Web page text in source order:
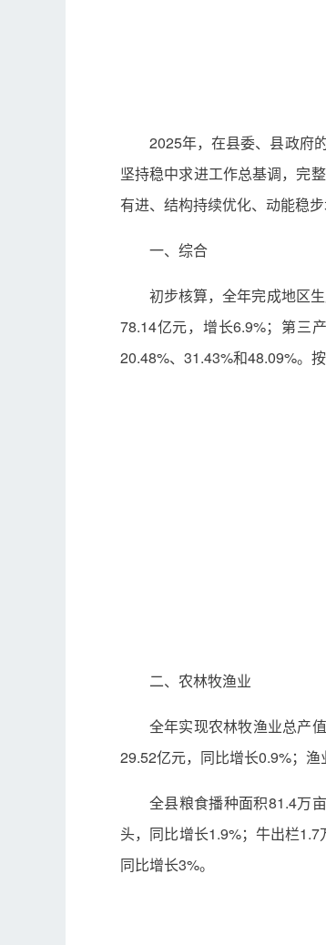
2025年，在县委、县政府
坚持稳中求进工作总基调，完
有进、结构持续优化、动能稳
一、综合
初步核算，全年完成地区
78.14亿元，增长6.9%；第三
20.48%、31.43%和48.09%。
二、农林牧渔业
全年实现农林牧渔业总产
29.52亿元，同比增长0.9%；
全县粮食播种面积81.4万
头，同比增长1.9%；牛出栏
同比增长3%。